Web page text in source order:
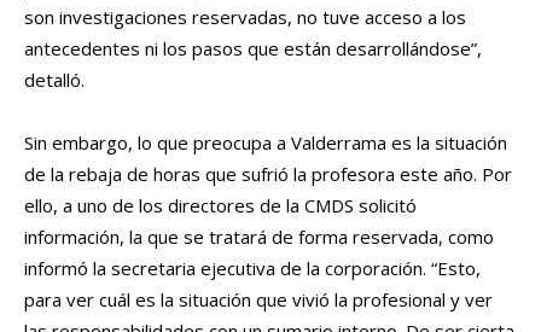
son investigaciones reservadas, no tuve acceso a los
antecedentes ni los pasos que están desarrollándose”,
detalló.
Sin embargo, lo que preocupa a Valderrama es la situación
de la rebaja de horas que sufrió la profesora este año. Por
ello, a uno de los directores de la CMDS solicitó
información, la que se tratará de forma reservada, como
informó la secretaria ejecutiva de la corporación. “Esto,
para ver cuál es la situación que vivió la profesional y ver